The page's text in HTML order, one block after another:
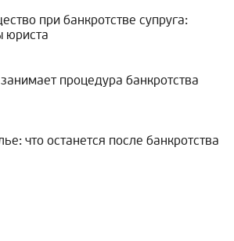
при банкротстве супруга:
юриста
процедура банкротства
что останется после банкротства